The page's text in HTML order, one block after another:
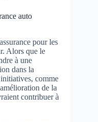
auto
pour les
Alors que le
à une
dans la
comme
de la
contribuer à